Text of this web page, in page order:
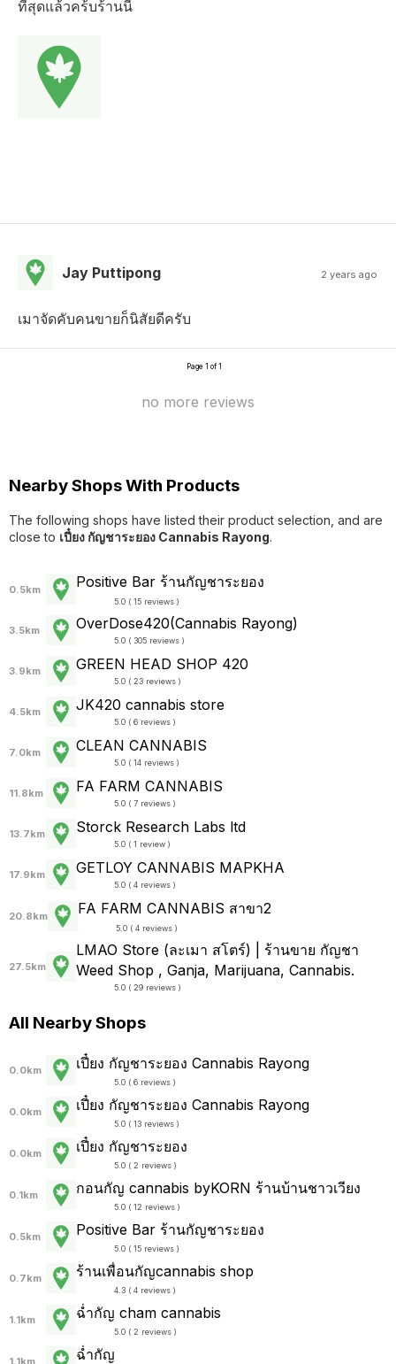
ที่สุดแล้วคร้บร้านนี้
Jay Puttipong 2 years ago
เมาจัดคับคนขายก็นิสัยดีครับ
Page 1 of 1
no more reviews
Nearby Shops With Products
The following shops have listed their product selection, and are
close to เปี๋ยง กัญชาระยอง Cannabis Rayong.
0.5km Positive Bar ร้านกัญชาระยอง
5.0 ( 15 reviews )
3.5km OverDose420(Cannabis Rayong)
5.0 ( 305 reviews )
3.9km GREEN HEAD SHOP 420
5.0 ( 23 reviews )
4.5km JK420 cannabis store
5.0 ( 6 reviews )
7.0km CLEAN CANNABIS
5.0 ( 14 reviews )
11.8km FA FARM CANNABIS
5.0 ( 7 reviews )
13.7km Storck Research Labs ltd
5.0 ( 1 review )
17.9km GETLOY CANNABIS MAPKHA
5.0 ( 4 reviews )
20.8km FA FARM CANNABIS สาขา2
5.0 ( 4 reviews )
27.5km
LMAO Store (ละเมา สโตร์) | ร้านขาย กัญชา
Weed Shop , Ganja, Marijuana, Cannabis.
5.0 ( 29 reviews )
All Nearby Shops
0.0km เปี๋ยง กัญชาระยอง Cannabis Rayong
5.0 ( 6 reviews )
0.0km เปี๋ยง กัญชาระยอง Cannabis Rayong
5.0 ( 13 reviews )
0.0km เปี๋ยง กัญชาระยอง
5.0 ( 2 reviews )
0.1km กอนกัญ cannabis byKORN ร้านบ้านชาวเวียง
5.0 ( 12 reviews )
0.5km Positive Bar ร้านกัญชาระยอง
5.0 ( 15 reviews )
0.7km ร้านเพื่อนกัญcannabis shop
4.3 ( 4 reviews )
1.1km ฉ่ำกัญ cham cannabis
5.0 ( 2 reviews )
1.1km ฉ่ำกัญ